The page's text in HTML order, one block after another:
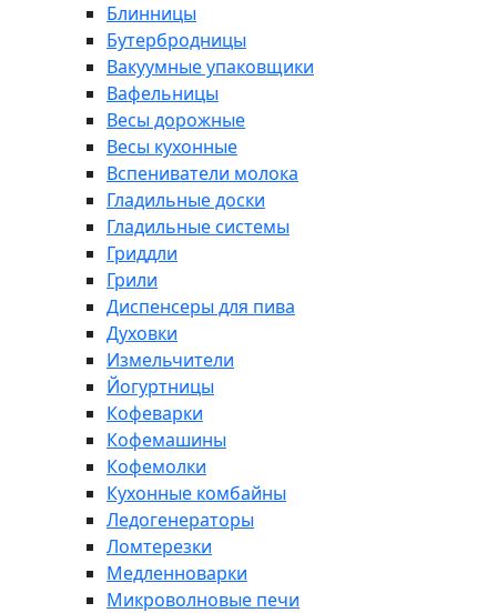
Блинницы
Бутербродницы
Вакуумные упаковщики
Вафельницы
Весы дорожные
Весы кухонные
Вспениватели молока
Гладильные доски
Гладильные системы
Гриддли
Грили
Диспенсеры для пива
Духовки
Измельчители
Йогуртницы
Кофеварки
Кофемашины
Кофемолки
Кухонные комбайны
Ледогенераторы
Ломтерезки
Медленноварки
Микроволновые печи